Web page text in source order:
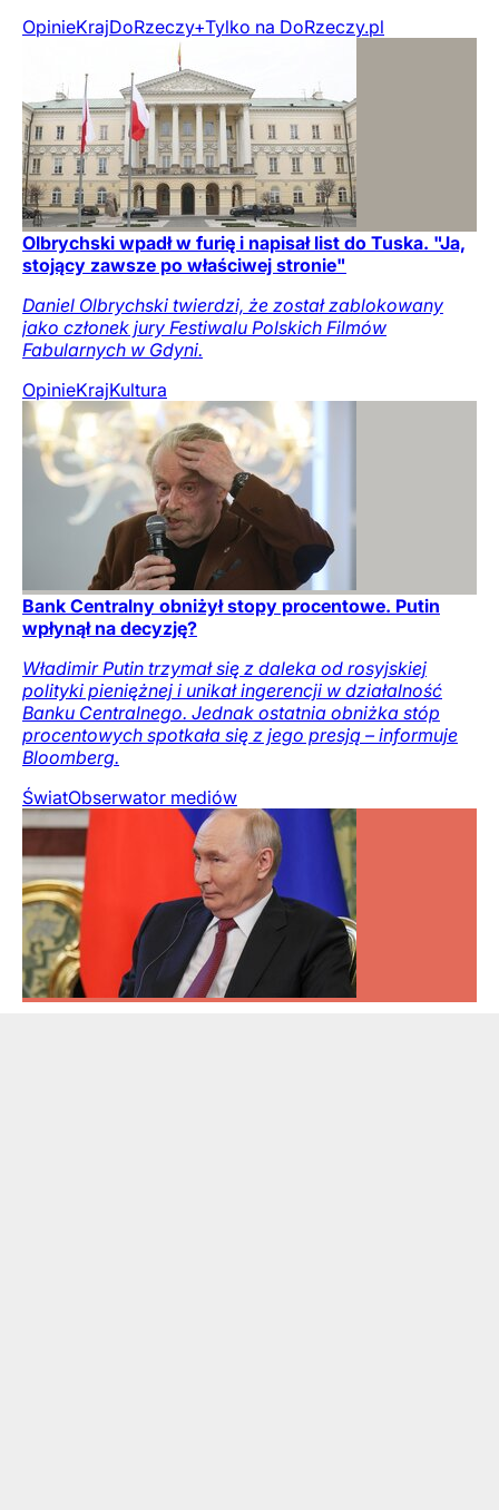
OpinieKrajDoRzeczy+Tylko na DoRzeczy.pl
Olbrychski wpadł w furię i napisał list do Tuska. "Ja,
stojący zawsze po właściwej stronie"
Daniel Olbrychski twierdzi, że został zablokowany
jako członek jury Festiwalu Polskich Filmów
Fabularnych w Gdyni.
OpinieKrajKultura
Bank Centralny obniżył stopy procentowe. Putin
wpłynął na decyzję?
Władimir Putin trzymał się z daleka od rosyjskiej
polityki pieniężnej i unikał ingerencji w działalność
Banku Centralnego. Jednak ostatnia obniżka stóp
procentowych spotkała się z jego presją – informuje
Bloomberg.
ŚwiatObserwator mediów